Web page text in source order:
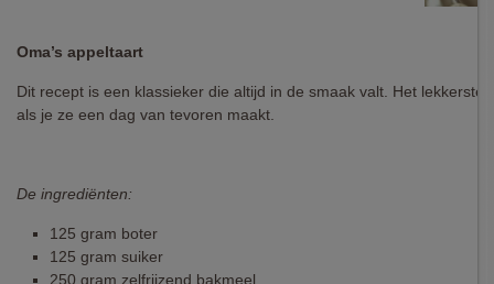
Oma’s appeltaart
Dit recept is een klassieker die altijd in de smaak valt. Het lekkerste
als je ze een dag van tevoren maakt.
De ingrediënten:
125 gram boter
125 gram suiker
250 gram zelfrijzend bakmeel